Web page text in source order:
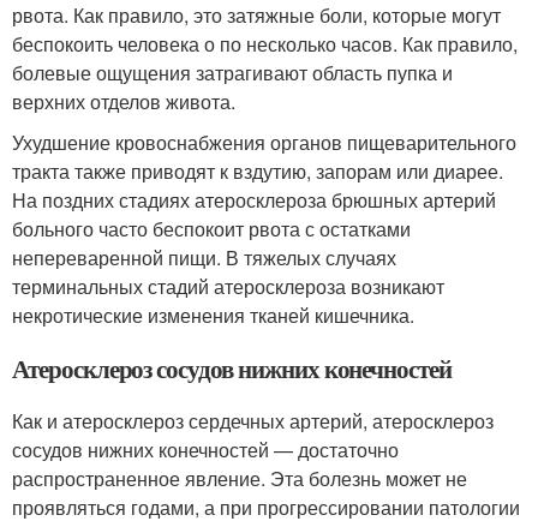
рвота. Как правило, это затяжные боли, которые могут
беспокоить человека о по несколько часов. Как правило,
болевые ощущения затрагивают область пупка и
верхних отделов живота.
Ухудшение кровоснабжения органов пищеварительного
тракта также приводят к вздутию, запорам или диарее.
На поздних стадиях атеросклероза брюшных артерий
больного часто беспокоит рвота с остатками
непереваренной пищи. В тяжелых случаях
терминальных стадий атеросклероза возникают
некротические изменения тканей кишечника.
Атеросклероз сосудов нижних конечностей
Как и атеросклероз сердечных артерий, атеросклероз
сосудов нижних конечностей — достаточно
распространенное явление. Эта болезнь может не
проявляться годами, а при прогрессировании патологии